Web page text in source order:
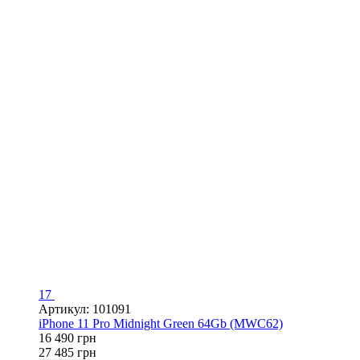
17
Артикул: 101091
iPhone 11 Pro Midnight Green 64Gb (MWC62)
16 490 грн
27 485 грн